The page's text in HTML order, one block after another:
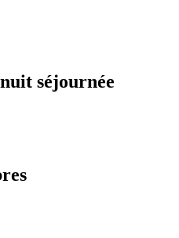
séjournée